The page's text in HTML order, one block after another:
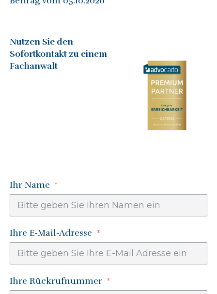
Nutzen Sie den
Sofortkontakt zu einem
Fachanwalt
Ihr Name
Ihre E-Mail-Adresse
Ihre Rückrufnummer